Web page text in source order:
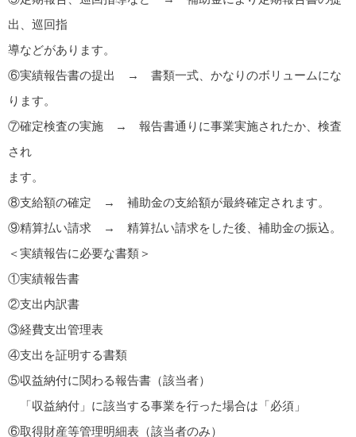
出、巡回指
導などがあります。
⑥実績報告書の提出 → 書類一式、かなりのボリュームにな
ります。
⑦確定検査の実施 → 報告書通りに事業実施されたか、検査
され
ます。
⑧支給額の確定 → 補助金の支給額が最終確定されます。
⑨精算払い請求 → 精算払い請求をした後、補助金の振込。
＜実績報告に必要な書類＞
①実績報告書
②支出内訳書
③経費支出管理表
④支出を証明する書類
⑤収益納付に関わる報告書（該当者）
「収益納付」に該当する事業を行った場合は「必須」
⑥取得財産等管理明細表（該当者のみ）